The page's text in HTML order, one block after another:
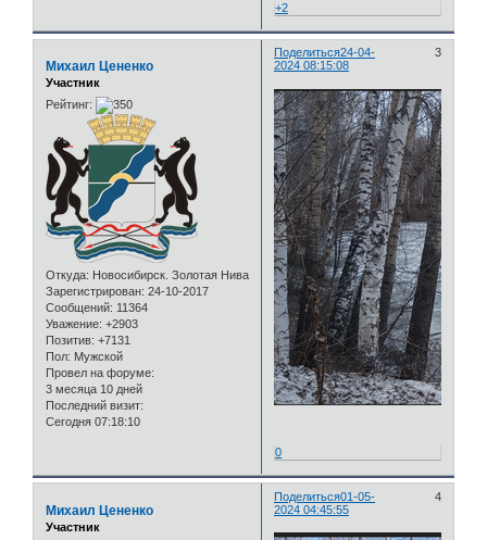
+2
Поделиться 3
24-04-
2024 08:15:08
Михаил Цененко
Участник
Рейтинг:
Откуда: Новосибирск. Золотая Нива
Зарегистрирован: 24-10-2017
Сообщений: 11364
Уважение: +2903
Позитив: +7131
Пол: Мужской
Провел на форуме:
3 месяца 10 дней
Последний визит:
Сегодня 07:18:10
0
Поделиться 4
01-05-
2024 04:45:55
Михаил Цененко
Участник